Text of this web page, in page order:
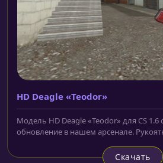
HD Deagle «Teodor»
Модель HD Deagle «Teodor» для CS 1.6
обновление в нашем арсенале.
Скачать